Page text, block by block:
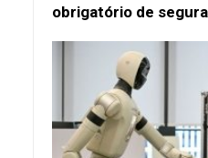
obrigatório de